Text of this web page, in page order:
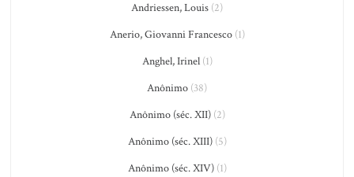
Andriessen, Louis (2)
Anerio, Giovanni Francesco(1)
Anghel, Irinel(1)
Anônimo (38)
Anônimo (séc. XII)(2)
Anônimo (séc. XIII)(5)
Anônimo (séc. XIV)(1)